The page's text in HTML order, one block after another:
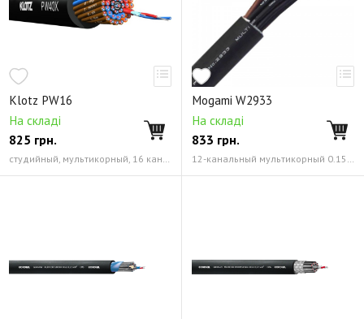
Klotz PW16
На складі
825 грн.
студийный, мультикорный, 16 каналов, 3-х жильный 0.22 мм² (24 AWG)
Mogami W2933
На складі
833 грн.
12-канальный мультикорный 0.15 мм² (26 AWG)